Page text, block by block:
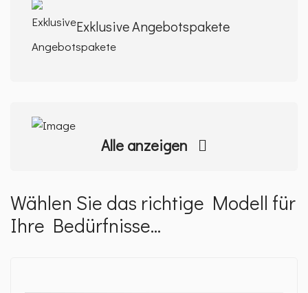
Exklusive Angebotspakete
Alle anzeigen
Wählen Sie das richtige Modell für
Ihre Bedürfnisse...